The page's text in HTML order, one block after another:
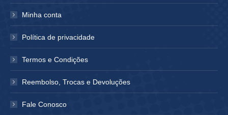
Minha conta
Política de privacidade
Termos e Condições
Reembolso, Trocas e Devoluções
Fale Conosco